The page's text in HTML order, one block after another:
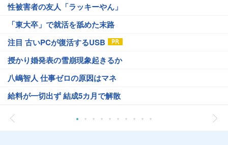
性被害者の友人「ラッキーやん」
「東大卒」で就活を舐めた末路
注目 古いPCが復活するUSB
授かり婚発表の雪崩現象起きるか
八嶋智人 仕事ゼロの原因はマネ
給料が一切出ず 結成5カ月で解散